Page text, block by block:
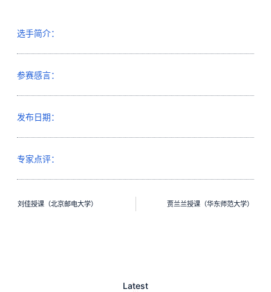
选手简介：
参赛感言：
发布日期：
专家点评：
刘佳授课（北京邮电大学） 贾兰兰授课（华东师范大学）
Latest